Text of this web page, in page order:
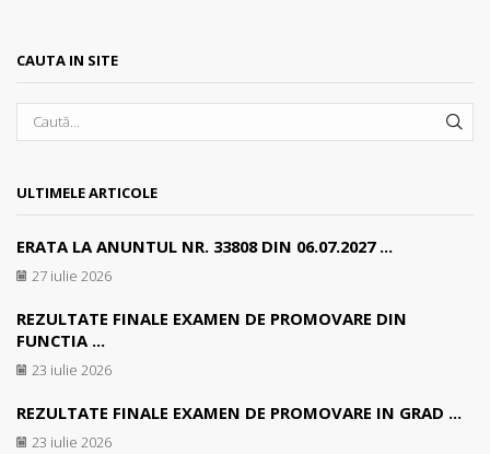
CAUTA IN SITE
ULTIMELE ARTICOLE
ERATA LA ANUNTUL NR. 33808 DIN 06.07.2027 ...
27 iulie 2026
REZULTATE FINALE EXAMEN DE PROMOVARE DIN
FUNCTIA ...
23 iulie 2026
REZULTATE FINALE EXAMEN DE PROMOVARE IN GRAD ...
23 iulie 2026